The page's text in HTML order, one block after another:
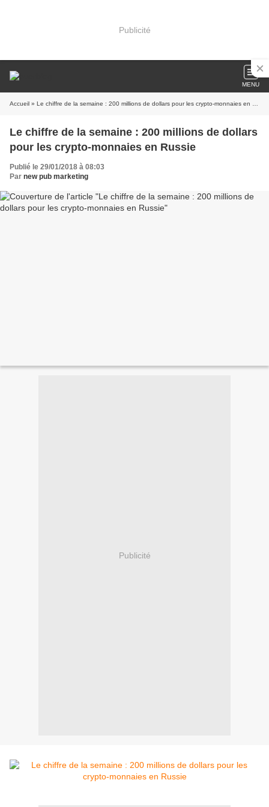
Publicité
MENU
Accueil » Le chiffre de la semaine : 200 millions de dollars pour les crypto-monnaies en Russie
Le chiffre de la semaine : 200 millions de dollars
pour les crypto-monnaies en Russie
Publié le 29/01/2018 à 08:03
Par new pub marketing
Publicité